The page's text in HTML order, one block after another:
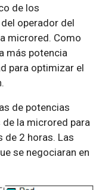
de los
operador del
microred. Como
más potencia
para optimizar el
de potencias
la microred para
de 2 horas. Las
se negociaran en